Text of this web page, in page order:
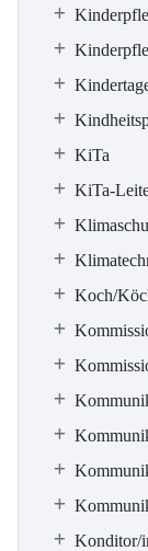
KiTa
KiTa-
Koch/
Konditor/